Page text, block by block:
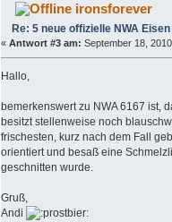
ironsforever
Re: 5 neue offizielle NWA
« Antwort #3 am: September 18,
Hallo,
bemerkenswert zu NWA 6167 ist,
besitzt stellenweise noch
frischesten, kurz nach dem Fall
orientiert und besaß eine
geschnitten wurde.
Gruß,
Andi